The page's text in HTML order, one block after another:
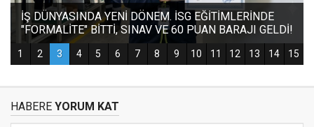
HABERE YORUM KAT